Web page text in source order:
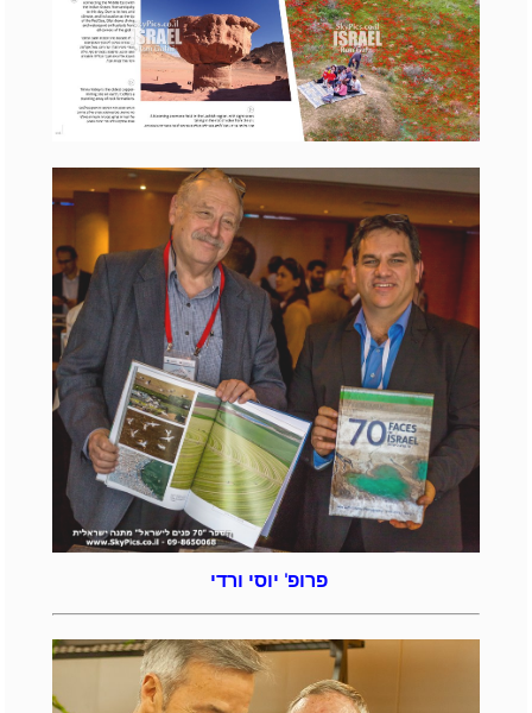
פרופ' יוסי ורדי